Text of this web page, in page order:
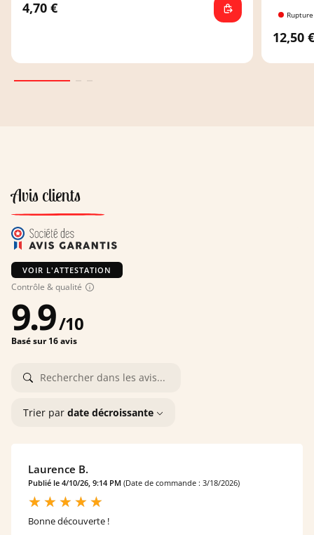
4,70 €
12,50 €
Avis clients
VOIR L'ATTESTATION
Contrôle & qualité
9.9/10
Basé sur 16 avis
Trier par date décroissante
Laurence B.
Publié le 4/10/26, 9:14 PM (Date de commande : 3/18/2026)
Bonne découverte !